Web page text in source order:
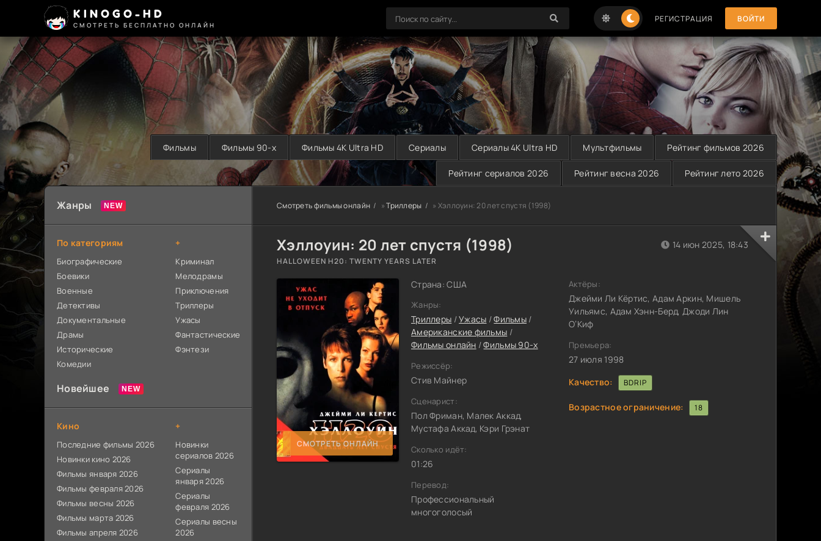
KINOGO-HD
СМОТРЕТЬ БЕСПЛАТНО ОНЛАЙН
РЕГИСТРАЦИЯ ВОЙТИ
Фильмы Фильмы 90-х Фильмы 4K Ultra HD Сериалы Сериалы 4K Ultra HD Мультфильмы Рейтинг фильмов 2026
Рейтинг сериалов 2026 Рейтинг весна 2026 Рейтинг лето 2026
Смотреть фильмы онлайн »Триллеры » Хэллоуин: 20 лет спустя (1998)
Хэллоуин: 20 лет спустя (1998)
HALLOWEEN H20: TWENTY YEARS LATER
СМОТРЕТЬ ОНЛАЙН
Страна: США
Жанры:
Триллеры /Ужасы /Фильмы /
Американские фильмы /
Фильмы онлайн /Фильмы 90-х
Режиссёр:
Стив Майнер
Сценарист:
Пол Фриман, Малек Аккад,
Мустафа Аккад, Кэри Грэнат
Сколько идёт:
01:26
Перевод:
Профессиональный
многоголосый
14 июн 2025, 18:43
Актёры:
Джейми Ли Кёртис, Адам Аркин, Мишель
Уильямс, Адам Хэнн-Берд, Джоди Лин
О’Киф
Премьера:
27 июля 1998
Качество:
BDRIP
Возрастное ограничение: 18
Жанры
По категориям
Биографические
Боевики
Военные
Детективы
Документальные
Драмы
Исторические
Комедии
+
Криминал
Мелодрамы
Приключения
Триллеры
Ужасы
Фантастические
Фэнтези
Новейшее
Кино
Последние фильмы 2026
Новинки кино 2026
Фильмы января 2026
Фильмы февраля 2026
Фильмы весны 2026
Фильмы марта 2026
Фильмы апреля 2026
+
Новинки
сериалов 2026
Сериалы
января 2026
Сериалы
февраля 2026
Сериалы весны
2026